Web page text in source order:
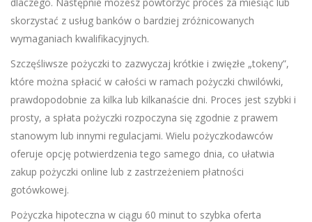
skorzystać z usług banków o bardziej zróżnicowanych
wymaganiach kwalifikacyjnych.
Szczęśliwsze pożyczki to zazwyczaj krótkie i zwięzłe „tokeny”,
które można spłacić w całości w ramach pożyczki chwilówki,
prawdopodobnie za kilka lub kilkanaście dni. Proces jest szybki i
prosty, a spłata pożyczki rozpoczyna się zgodnie z prawem
stanowym lub innymi regulacjami. Wielu pożyczkodawców
oferuje opcję potwierdzenia tego samego dnia, co ułatwia
zakup pożyczki online lub z zastrzeżeniem płatności
gotówkowej.
Pożyczka hipoteczna w ciągu 60 minut to szybka oferta